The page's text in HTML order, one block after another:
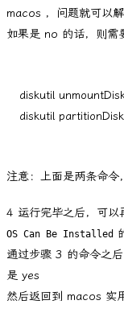
macos ，问题就可以
如果是 no 的话，则需
diskutil
注意：上面是两条命令
4 运行完毕之后，可
OS Can Be Installed
通过步骤 3 的命令之
是 yes
然后返回到 macos 实